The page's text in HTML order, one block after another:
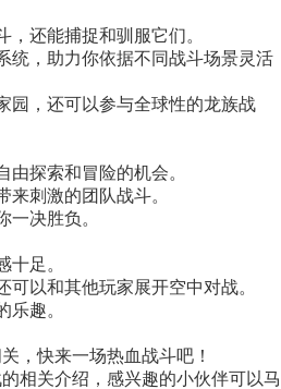
，还能捕捉和驯服它们。
统，助力你依据不同战斗场景灵活
园，还可以参与全球性的龙族战
由探索和冒险的机会。
来刺激的团队战斗。
一决胜负。
十足。
可以和其他玩家展开空中对战。
乐趣。
，快来一场热血战斗吧！
相关介绍，感兴趣的小伙伴可以马